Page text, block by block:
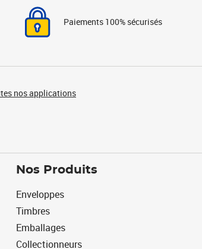
Paiements 100% sécurisés
nos applications
Nos Produits
Enveloppes
Timbres
Emballages
Collectionneurs